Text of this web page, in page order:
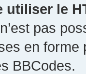
utiliser le
pas
en forme
BBCodes.